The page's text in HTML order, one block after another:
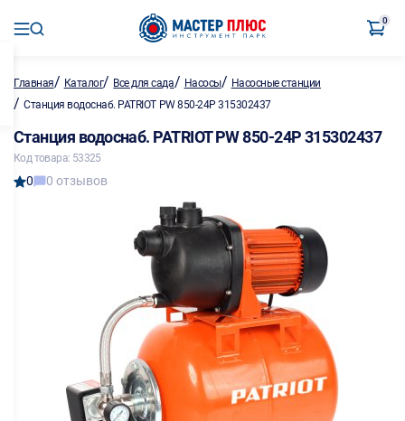
0
Главная/ Каталог/ Все для сада/ Насосы/ Насосные станции
/ Станция водоснаб. PATRIOT PW 850-24P 315302437
Станция водоснаб. PATRIOT PW 850-24P 315302437
Код товара: 53325
0 0 отзывов